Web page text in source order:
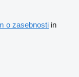
o zasebnosti in